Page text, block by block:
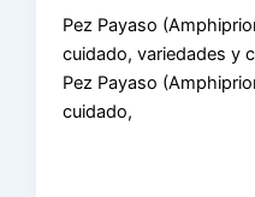
Pez Payaso
cuidado, variedades y
Pez Payaso
cuidado,